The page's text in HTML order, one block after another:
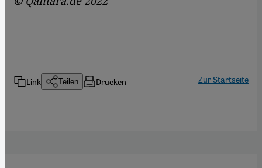
Link Teilen Drucken Zur Startseite